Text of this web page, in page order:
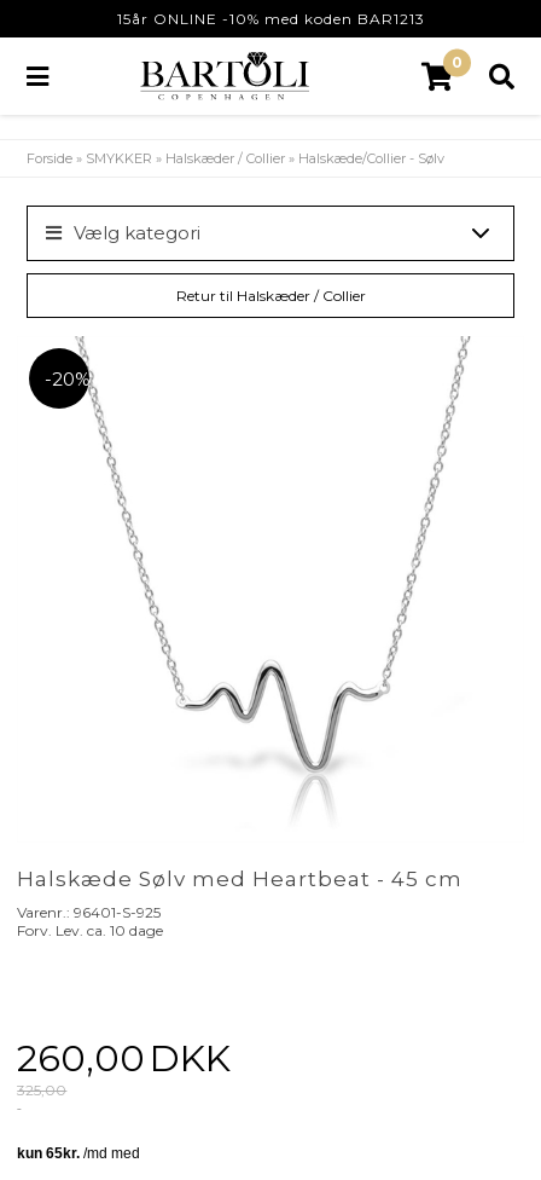
15år ONLINE -10% med koden BAR1213
0
Forside » SMYKKER » Halskæder / Collier » Halskæde/Collier - Sølv
Vælg kategori
Retur til Halskæder / Collier
-20%
Halskæde Sølv med Heartbeat - 45 cm
Varenr.:96401-S-925
Forv. Lev. ca. 10 dage
260,00 DKK
325,00